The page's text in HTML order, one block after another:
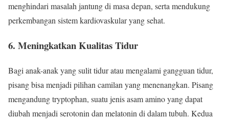
menghindari masalah jantung di masa depan, serta mendukung
perkembangan sistem kardiovaskular yang sehat.
6. Meningkatkan Kualitas Tidur
Bagi anak-anak yang sulit tidur atau mengalami gangguan tidur,
pisang bisa menjadi pilihan camilan yang menenangkan. Pisang
mengandung tryptophan, suatu jenis asam amino yang dapat
diubah menjadi serotonin dan melatonin di dalam tubuh. Kedua